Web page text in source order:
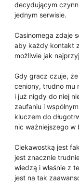
decydującym
jednym serwisie.
Casinomega zdaje
aby każdy kontakt z
możliwie jak
Gdy gracz czuje,
ceniony, trudno mu
i już nigdy do niej
zaufaniu i
kluczem do
nic ważniejszego w
Ciekawostką jest
jest znacznie
wiedzą i właśnie z
jest na tak